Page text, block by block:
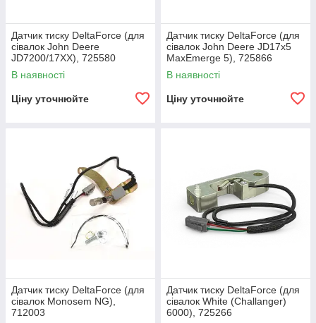
Датчик тиску DeltaForce (для
сівалок John Deere
JD7200/17ХХ), 725580
В наявності
Ціну уточнюйте
Датчик тиску DeltaForce (для
сівалок John Deere JD17х5
MaxEmerge 5), 725866
В наявності
Ціну уточнюйте
Датчик тиску DeltaForce (для
сівалок Monosem NG),
712003
Датчик тиску DeltaForce (для
сівалок White (Challanger)
6000), 725266